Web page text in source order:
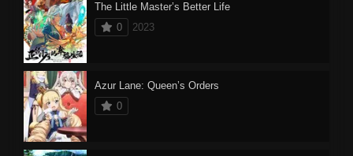
The Little Master’s Better Life
0
2023
Azur Lane: Queen’s Orders
0